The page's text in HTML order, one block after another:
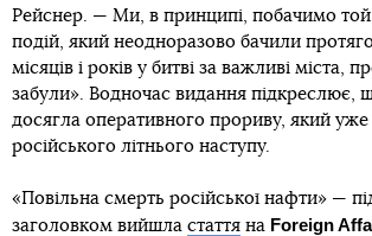
Рейснер. — Ми, в принципі, побачимо
подій, який неодноразово бачили
місяців і років у битві за важливі міста,
забули». Водночас видання підкреслює,
досягла оперативного прориву, який
російського літнього наступу.
«Повільна смерть російської нафти» —
заголовком вийшла стаття на Foreign